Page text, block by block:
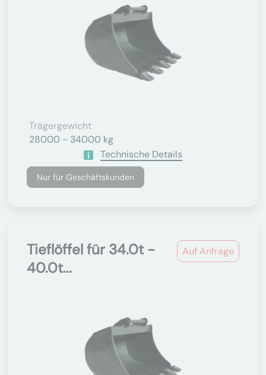
Trägergewicht
28000 - 34000 kg
Technische Details
Nur für Geschäftskunden
Auf Anfrage
Tieflöffel für 34.0t -
40.0t...